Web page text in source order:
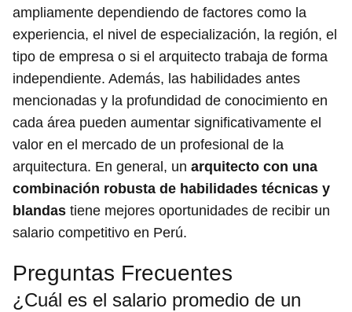
ampliamente dependiendo de factores como la
experiencia, el nivel de especialización, la región, el
tipo de empresa o si el arquitecto trabaja de forma
independiente. Además, las habilidades antes
mencionadas y la profundidad de conocimiento en
cada área pueden aumentar significativamente el
valor en el mercado de un profesional de la
arquitectura. En general, un arquitecto con una
combinación robusta de habilidades técnicas y
blandas tiene mejores oportunidades de recibir un
salario competitivo en Perú.
Preguntas Frecuentes
¿Cuál es el salario promedio de un